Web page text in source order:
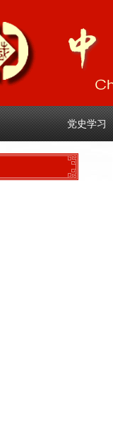
党史学习